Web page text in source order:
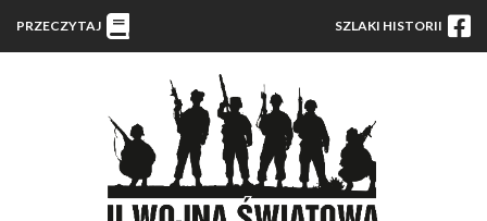
PRZECZYTAJ SZLAKI HISTORII